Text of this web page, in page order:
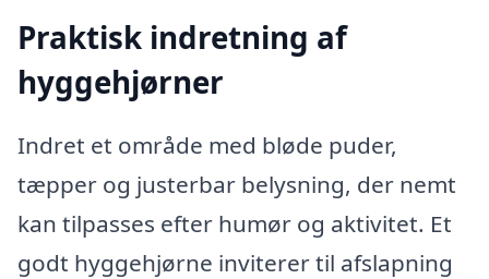
Praktisk indretning af
hyggehjørner
Indret et område med bløde puder,
tæpper og justerbar belysning, der nemt
kan tilpasses efter humør og aktivitet. Et
godt hyggehjørne inviterer til afslapning